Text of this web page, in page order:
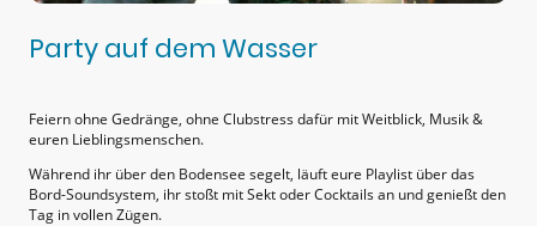
Party auf dem Wasser
Feiern ohne Gedränge, ohne Clubstress dafür mit Weitblick, Musik &
euren Lieblingsmenschen.
Während ihr über den Bodensee segelt, läuft eure Playlist über das
Bord-Soundsystem, ihr stoßt mit Sekt oder Cocktails an und genießt den
Tag in vollen Zügen.